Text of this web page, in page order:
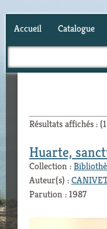
Accueil Catalogue
Résultats affichés :
Huarte,
Collection :
Auteur(s) :
Parution : 1987